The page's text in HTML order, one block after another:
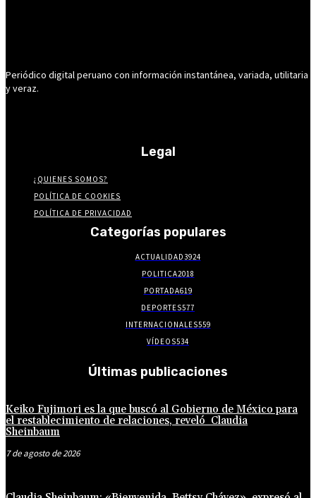
Periódico digital peruano con información instantánea, variada, utilitaria
y veraz.
Legal
¿QUIENES SOMOS?
POLÍTICA DE COOKIES
POLÍTICA DE PRIVACIDAD
Categorías populares
ACTUALIDAD3924
POLITICA2018
PORTADA619
DEPORTES577
INTERNACIONALES559
VÍDEOS534
Últimas publicaciones
Keiko Fujimori es la que buscó al Gobierno de México para
el restablecimiento de relaciones, reveló Claudia
Sheinbaum
7 de agosto de 2026